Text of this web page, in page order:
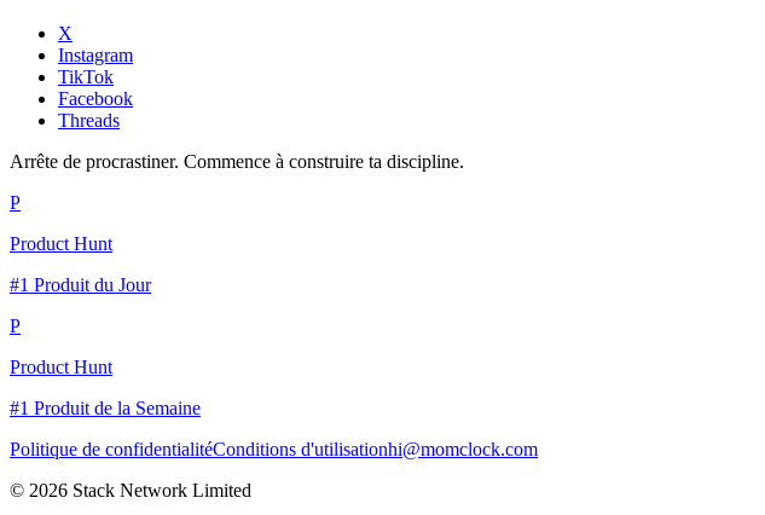
X
Instagram
TikTok
Facebook
Threads
Arrête de procrastiner. Commence à construire ta discipline.
P
Product Hunt
#1 Produit du Jour
P
Product Hunt
#1 Produit de la Semaine
Politique de confidentialitéConditions d'utilisationhi@momclock.com
© 2026 Stack Network Limited